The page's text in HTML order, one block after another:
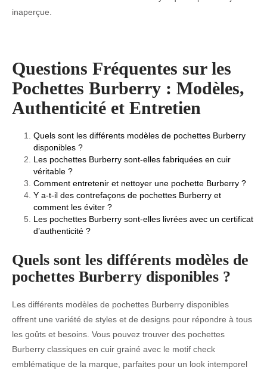
inaperçue.
Questions Fréquentes sur les
Pochettes Burberry : Modèles,
Authenticité et Entretien
Quels sont les différents modèles de pochettes Burberry
disponibles ?
Les pochettes Burberry sont-elles fabriquées en cuir
véritable ?
Comment entretenir et nettoyer une pochette Burberry ?
Y a-t-il des contrefaçons de pochettes Burberry et
comment les éviter ?
Les pochettes Burberry sont-elles livrées avec un certificat
d’authenticité ?
Quels sont les différents modèles de
pochettes Burberry disponibles ?
Les différents modèles de pochettes Burberry disponibles
offrent une variété de styles et de designs pour répondre à tous
les goûts et besoins. Vous pouvez trouver des pochettes
Burberry classiques en cuir grainé avec le motif check
emblématique de la marque, parfaites pour un look intemporel